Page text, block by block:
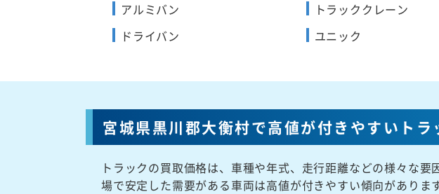
アルミバン
ドライバン
トラッククレーン
ユニック
宮城県黒川郡大衡村で高値が付きやすいトラ
トラックの買取価格は、車種や年式、走行距離などの様々な
場で安定した需要がある車両は高値が付きやすい傾向があり